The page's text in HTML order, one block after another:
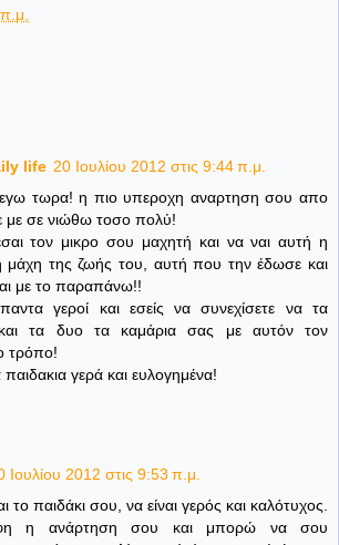
life 20 Ιουλίου 2012 στις 9:44 π.μ.
τωρα! η πιο υπεροχη αναρτηση σου απο
με σε νιώθω τοσο πολύ!
τον μικρο σου μαχητή και να ναι αυτή η
μάχη της ζωής του, αυτή που την έδωσε και
με το παραπάνω!!
γεροί και εσείς να συνεχίσετε να τα
και τα δυο τα καμάρια σας με αυτόν τον
τρόπο!
γερά και ευλογημένα!
Ιουλίου 2012 στις 9:53 π.μ.
το παιδάκι σου, να είναι γερός και καλότυχος.
η ανάρτηση σου και μπορώ να σου